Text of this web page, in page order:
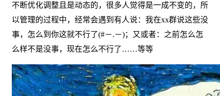
不断优化调整且是动态的，很多人觉得是一成不变的，所
以管理的过程中，经常会遇到有人说：我在xx群说这些没
事，怎么到你这就不行了(#－.－)；又或者：之前怎么怎
么样不是没事，现在怎么不行了……等等